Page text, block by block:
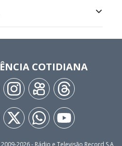
COTIDIANA
2026- Rádio e Televisão Record S.A